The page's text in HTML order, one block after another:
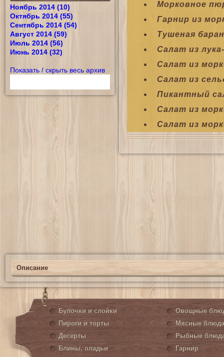
Ноябрь 2014 (10)
Октябрь 2014 (55)
Сентябрь 2014 (54)
Август 2014 (59)
Июль 2014 (56)
Июнь 2014 (32)
Показать / скрыть весь архив
Морковное
Гарнир из
Тушеная
Салат из
Салат из
Салат из
Пикантный
Салат из
Салат из
Описание
Булочки и слойки
Пироги и торты
Десерты
Блины, оладьи
Овощные
Мясные блюда
Рыбные
Гарнир